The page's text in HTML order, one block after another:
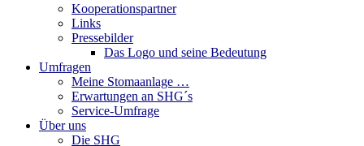
Kooperationspartner
Links
Pressebilder
Das Logo und seine Bedeutung
Umfragen
Meine Stomaanlage …
Erwartungen an SHG´s
Service-Umfrage
Über uns
Die SHG